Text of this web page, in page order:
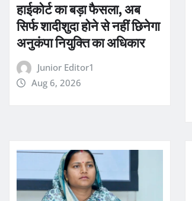
हाईकोर्ट का बड़ा फैसला, अब
सिर्फ शादीशुदा होने से नहीं छिनेगा
अनुकंपा नियुक्ति का अधिकार
Junior Editor1
Aug 6, 2026